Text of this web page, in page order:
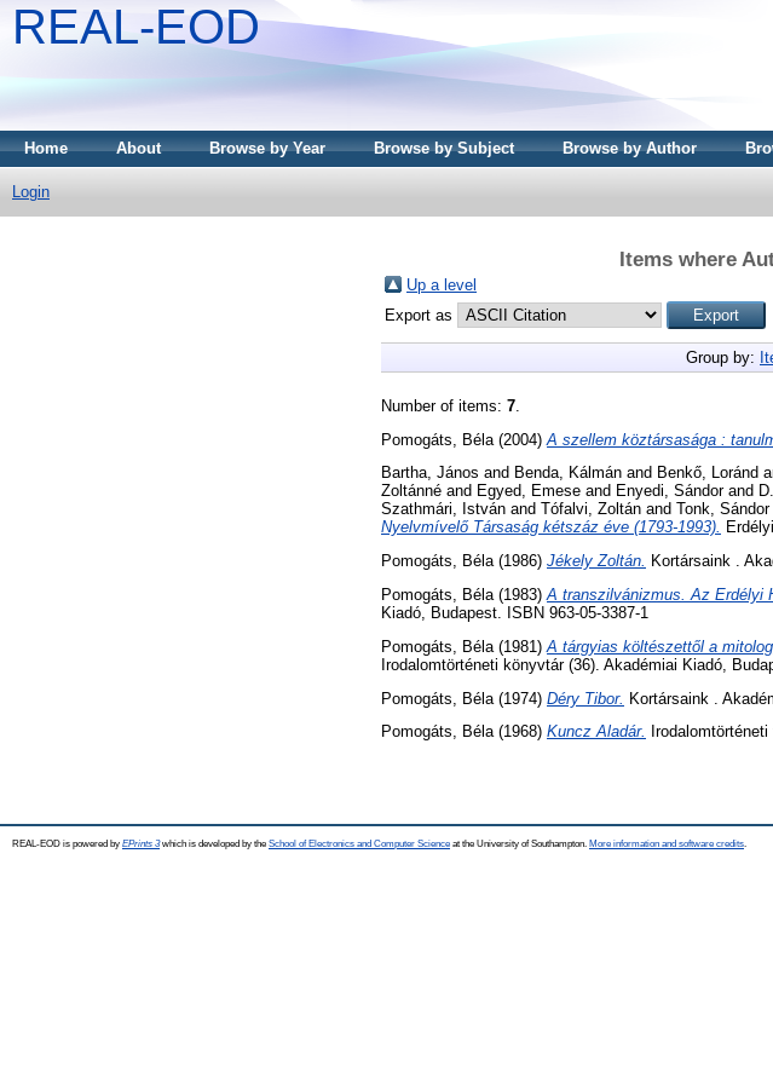
REAL-EOD
Home About Browse by Year Browse by Subject Browse by Author
Login
Items where
Up a level
Export as
Group by:
Number of items: 7
Pomogáts, Béla (2004) A szellem köztársasága :
Bartha, János and Benda, Kálmán and Benkő, Loránd
Zoltánné and Egyed, Emese and Enyedi, Sándorand
Szathmári, István and Tófalvi, Zoltán and Tonk, Sándor
Nyelvmívelő Társaság kétszáz éve (1793-1993).
Pomogáts, Béla(1986) Jékely Zoltán. Kortársaink .
Pomogáts, Béla (1983) A transzilvánizmus. Az Erdélyi
Kiadó, Budapest. ISBN 963-05-3387-1
Pomogáts, Béla (1981) A tárgyias költészettől a
Irodalomtörténeti könyvtár (36). Akadémiai Kiadó,
Pomogáts, Béla (1974) Déry Tibor. Kortársaink .
Pomogáts, Béla(1968) Kuncz Aladár.
REAL-EOD is powered by EPrints 3which is developed by the School of Electronics and Computer Science at the University of Southampton. More information and software credits